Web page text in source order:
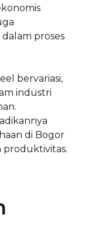
proses
bervariasi,
industri
di Bogor
produktivitas.